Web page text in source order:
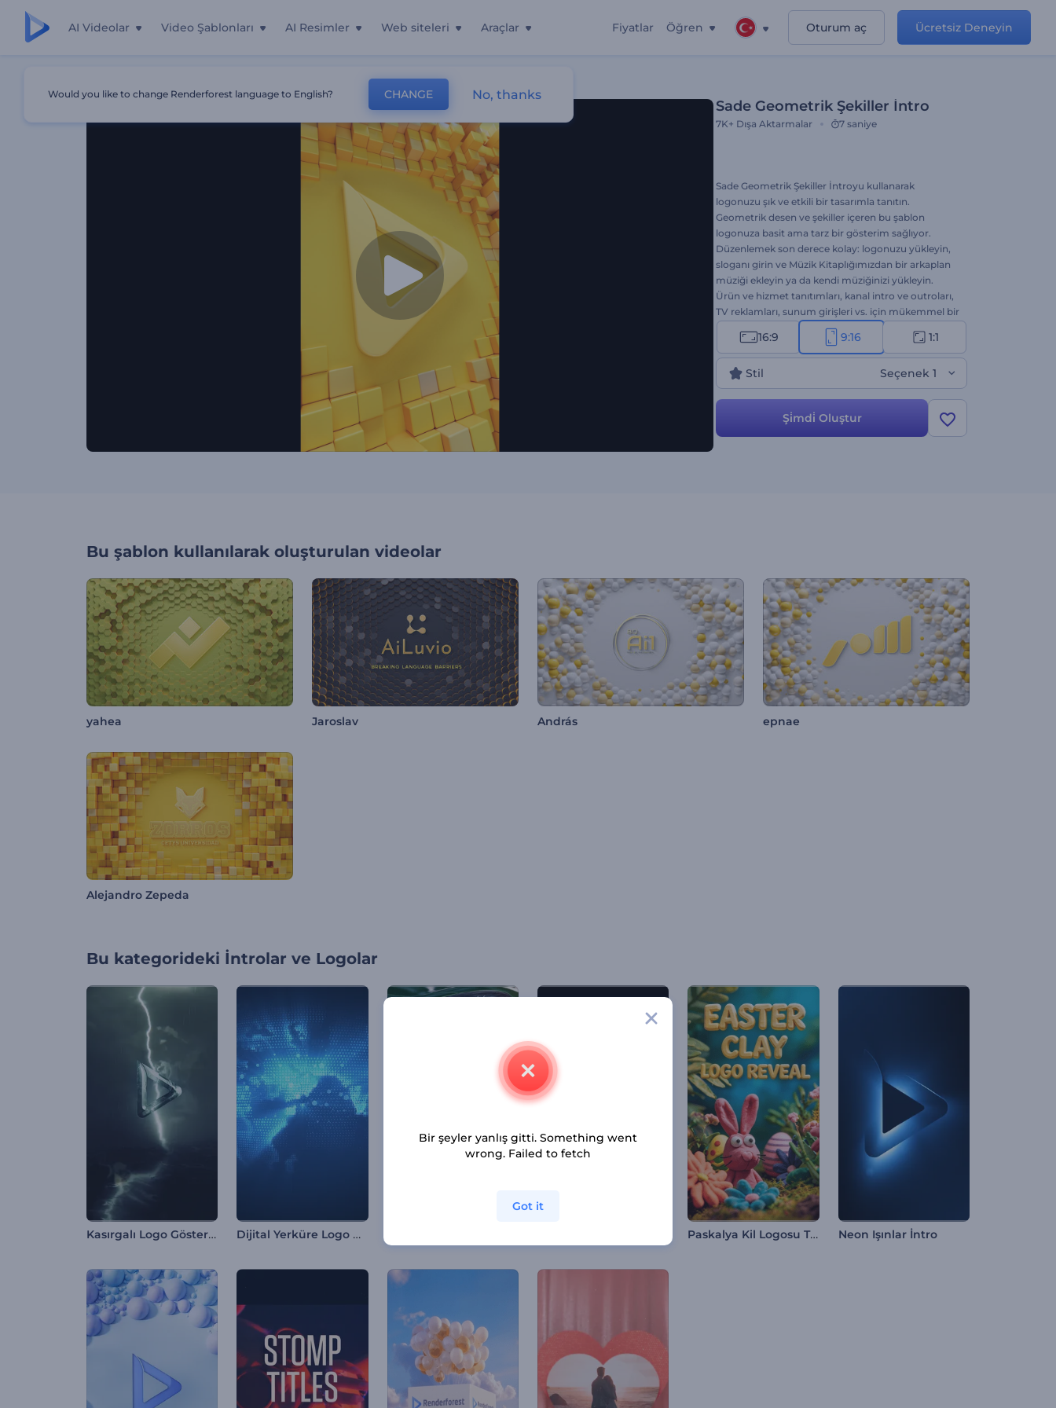
AI Videolar Video Şablonları AI Resimler Web siteleri Araçlar Fiyatlar Öğren Oturum aç Ücretsiz Deneyin
Sade Geometrik Şekiller İntro
7K+ Dışa Aktarmalar 7 saniye
Sade Geometrik Şekiller İntroyu kullanarak
logonuzu şık ve etkili bir tasarımla tanıtın.
Geometrik desen ve şekiller içeren bu şablon
logonuza basit ama tarz bir gösterim sağlıyor.
Düzenlemek son derece kolay: logonuzu yükleyin,
sloganı girin ve Müzik Kitaplığımızdan bir arkaplan
müziği ekleyin ya da kendi müziğinizi yükleyin.
Ürün ve hizmet tanıtımları, kanal intro ve outroları,
TV reklamları, sunum girişleri vs. için mükemmel bir
seçenek. Hemen oluşturun ve markanıza level
atlatın!
16:9 9:16 1:1
Stil Seçenek 1
Şi̇mdi̇ Oluştur
Bu şablon kullanılarak oluşturulan videolar
yahea Jaroslav András epnae
Alejandro Zepeda
Bu kategorideki İntrolar ve Logolar
Kasırgalı Logo Gösterimi Dijital Yerküre Logo Animasyonu Paskalya Kil Logosu Tanıtımı Neon Işınlar İntro
Would you like to change Renderforest language to English? CHANGE No, thanks
Bir şeyler yanlış gitti. Something went
wrong. Failed to fetch
Got it